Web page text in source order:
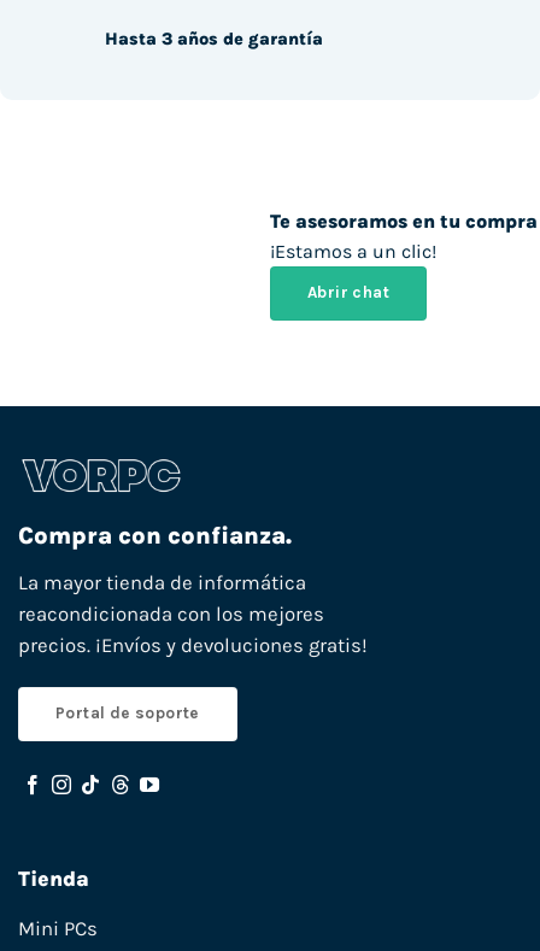
Te asesoramos en tu compra
¡Estamos a un clic!
Abrir chat
Hasta 3 años de garantía
Compra con confianza.
La mayor tienda de informática
reacondicionada con los mejores
precios. ¡Envíos y devoluciones gratis!
Portal de soporte
Tienda
Mini PCs